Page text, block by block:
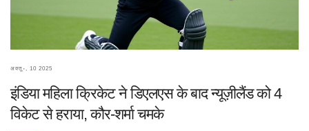
अक्तू॰, 10 2025
इंडिया महिला क्रिकेट ने डिएलएस के बाद न्यूज़ीलैंड को 4
विकेट से हराया, कौर‑शर्मा चमके